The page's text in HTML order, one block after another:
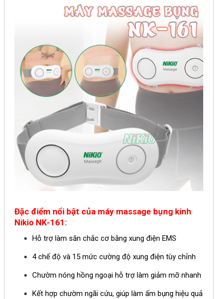
Đặc điểm nổi bật của máy massage bụng kinh
Nikio NK-161:
Hỗ trợ làm săn chắc cơ bằng xung điện EMS
4 chế độ và 15 mức cường độ xung điện tùy chỉnh
Chườm nóng hồng ngoại hỗ trợ làm giảm mỡ nhanh
Kết hợp chườm ngãi cứu, giúp làm ấm bụng hiệu quả